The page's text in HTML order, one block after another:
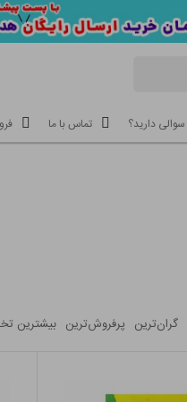
سوالی دارید؟ تماس با ما
گران‌ترین‌ پرفروش‌ترین‌ بیشترین